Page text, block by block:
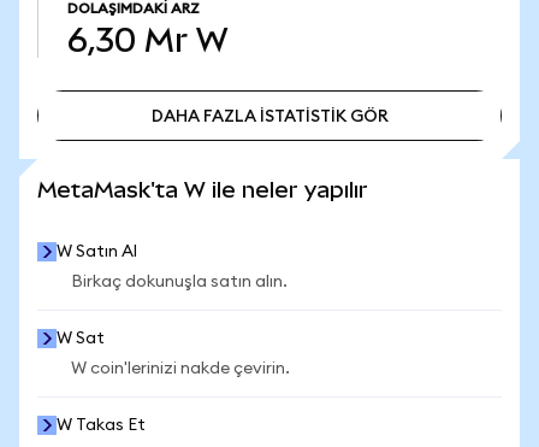
DOLAŞIMDAKI ARZ
6,30 Mr W
DAHA FAZLA İSTATİSTİK GÖR
MetaMask'ta W ile neler yapılır
W Satın Al
Birkaç dokunuşla satın alın.
W Sat
W coin'lerinizi nakde çevirin.
W Takas Et